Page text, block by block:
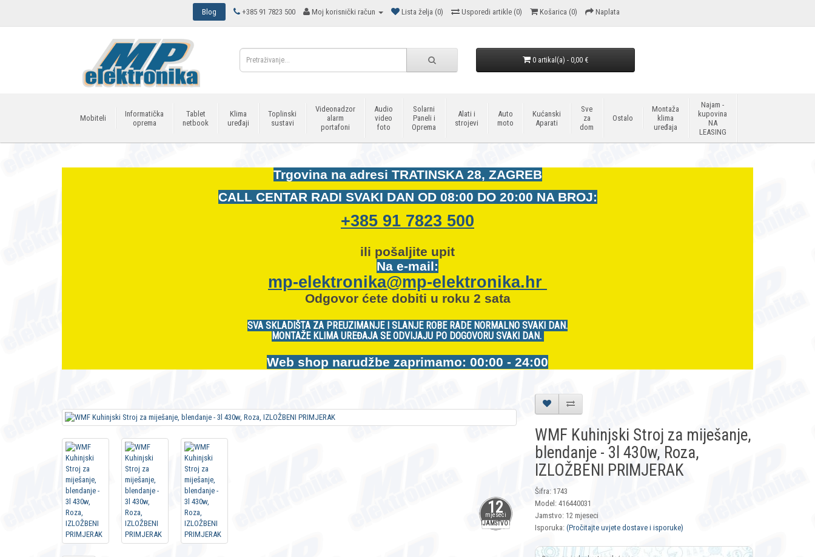
Blog +385 91 7823 500 Moj korisnički račun Lista želja (0) Usporedi artikle (0) Košarica (0) Naplata
0 artikal(a) - 0,00 €
Mobiteli
Informatička
oprema
Tablet
netbook
Klima
uređaji
Toplinski
sustavi
Videonadzor
alarm
portafoni
Audio
video
foto
Solarni
Paneli i
Oprema
Alati i
strojevi
Auto
moto
Kućanski
Aparati
Sve
za
dom
Ostalo
Montaža
klima
uređaja
Najam -
kupovina
NA
LEASING
Trgovina na adresi TRATINSKA 28, ZAGREB
CALL CENTAR RADI SVAKI DAN OD 08:00 DO 20:00 NA BROJ:
+385 91 7823 500
ili pošaljite upit
Na e-mail:
mp-elektronika@mp-elektronika.hr
Odgovor ćete dobiti u roku 2 sata
SVA SKLADIŠTA ZA PREUZIMANJE I SLANJE ROBE RADE NORMALNO SVAKI DAN.
MONTAŽE KLIMA UREĐAJA SE ODVIJAJU PO DOGOVORU SVAKI DAN.
Web shop narudžbe zaprimamo: 00:00 - 24:00
12
mjeseci
JAMSTVO
WMF Kuhinjski Stroj za miješanje,
blendanje - 3l 430w, Roza,
IZLOŽBENI PRIMJERAK
Šifra: 1743
Model: 416440031
Jamstvo: 12 mjeseci
Isporuka: (Pročitajte uvjete dostave i isporuke)